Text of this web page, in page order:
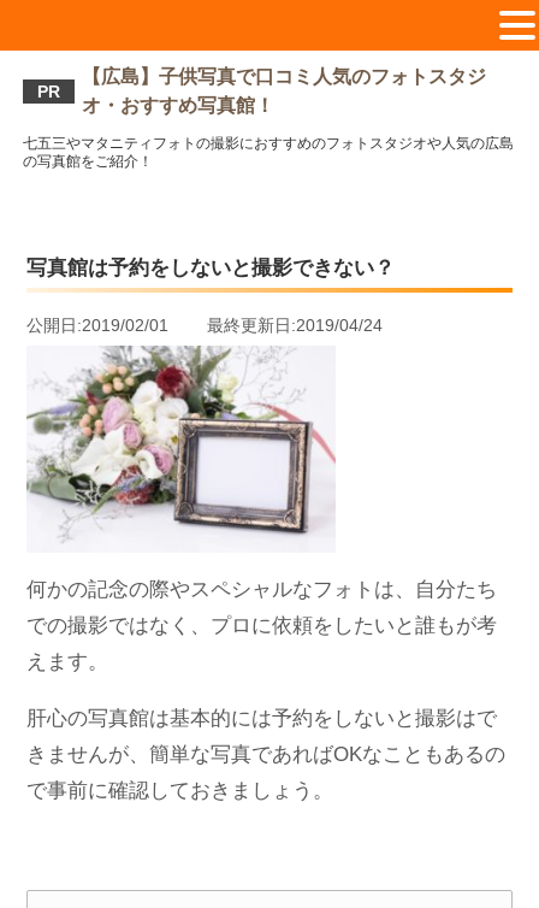
PR
【広島】子供写真で口コミ人気のフォトスタジ
オ・おすすめ写真館！
七五三やマタニティフォトの撮影におすすめのフォトスタジオや人気の広島
の写真館をご紹介！
写真館は予約をしないと撮影できない？
公開日:2019/02/01 最終更新日:2019/04/24
何かの記念の際やスペシャルなフォトは、自分たち
での撮影ではなく、プロに依頼をしたいと誰もが考
えます。
肝心の写真館は基本的には予約をしないと撮影はで
きませんが、簡単な写真であればOKなこともあるの
で事前に確認しておきましょう。